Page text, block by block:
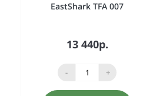
EastShark TFA 007
13 440р.
- +